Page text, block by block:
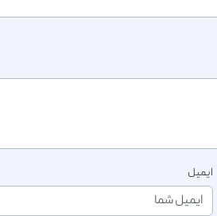
ایمیل